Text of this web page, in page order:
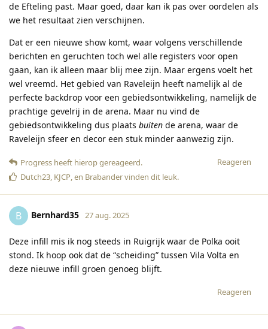
de Efteling past. Maar goed, daar kan ik pas over oordelen als
we het resultaat zien verschijnen.
Dat er een nieuwe show komt, waar volgens verschillende
berichten en geruchten toch wel alle registers voor open
gaan, kan ik alleen maar blij mee zijn. Maar ergens voelt het
wel vreemd. Het gebied van Raveleijn heeft namelijk al de
perfecte backdrop voor een gebiedsontwikkeling, namelijk de
prachtige gevelrij in de arena. Maar nu vind de
gebiedsontwikkeling dus plaats buiten de arena, waar de
Raveleijn sfeer en decor een stuk minder aanwezig zijn.
Reageren
Progress heeft hierop gereageerd.
Dutch23, KJCP, en Brabandervinden dit leuk.
B Bernhard35 27 aug. 2025
Deze infill mis ik nog steeds in Ruigrijk waar de Polka ooit
stond. Ik hoop ook dat de “scheiding” tussen Vila Volta en
deze nieuwe infill groen genoeg blijft.
Reageren